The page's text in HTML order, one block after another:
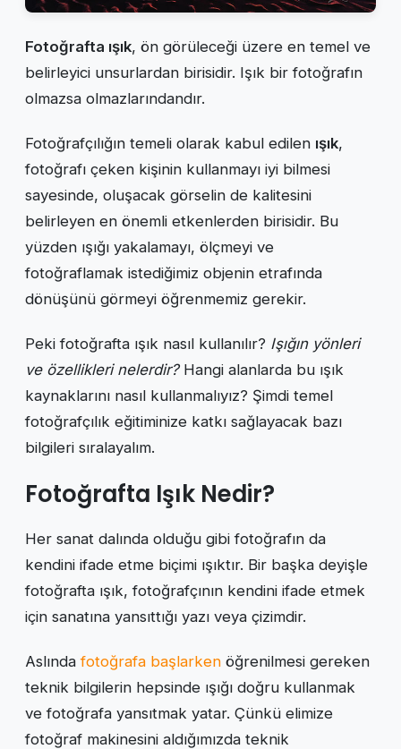
Fotoğrafta ışık, ön görüleceği üzere en temel ve
belirleyici unsurlardan birisidir. Işık bir fotoğrafın
olmazsa olmazlarındandır.
Fotoğrafçılığın temeli olarak kabul edilen ışık,
fotoğrafı çeken kişinin kullanmayı iyi bilmesi
sayesinde, oluşacak görselin de kalitesini
belirleyen en önemli etkenlerden birisidir. Bu
yüzden ışığı yakalamayı, ölçmeyi ve
fotoğraflamak istediğimiz objenin etrafında
dönüşünü görmeyi öğrenmemiz gerekir.
Peki fotoğrafta ışık nasıl kullanılır? Işığın yönleri
ve özellikleri nelerdir?Hangi alanlarda bu ışık
kaynaklarını nasıl kullanmalıyız? Şimdi temel
fotoğrafçılık eğitiminize katkı sağlayacak bazı
bilgileri sıralayalım.
Fotoğrafta Işık Nedir?
Her sanat dalında olduğu gibi fotoğrafın da
kendini ifade etme biçimi ışıktır. Bir başka deyişle
fotoğrafta ışık, fotoğrafçının kendini ifade etmek
için sanatına yansıttığı yazı veya çizimdir.
Aslındafotoğrafa başlarken öğrenilmesi gereken
teknik bilgilerin hepsinde ışığı doğru kullanmak
ve fotoğrafa yansıtmak yatar. Çünkü elimize
fotoğraf makinesini aldığımızda teknik